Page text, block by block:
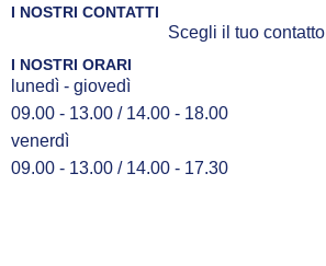
I NOSTRI CONTATTI
Scegli il tuo contatto
I NOSTRI ORARI
lunedì - giovedì
09.00 - 13.00 / 14.00 - 18.00
venerdì
09.00 - 13.00 / 14.00 - 17.30